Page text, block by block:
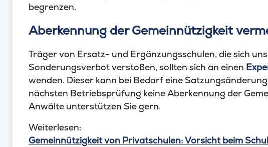
begrenzen.
Aberkennung der Gemeinnützigkeit
Träger von Ersatz- und Ergänzungsschulen, die sich
Sonderungsverbot verstoßen, sollten sich an einen
wenden. Dieser kann bei Bedarf eine
nächsten Betriebsprüfung keine Aberkennung der
Anwälte unterstützen Sie gern.
Weiterlesen:
Gemeinnützigkeit von Privatschulen: Vorsicht beim